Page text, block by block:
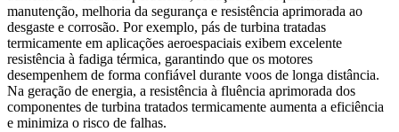
manutenção, melhoria da segurança e resistência aprimorada ao
desgaste e corrosão. Por exemplo, pás de turbina tratadas
termicamente em aplicações aeroespaciais exibem excelente
resistência à fadiga térmica, garantindo que os motores
desempenhem de forma confiável durante voos de longa distância.
Na geração de energia, a resistência à fluência aprimorada dos
componentes de turbina tratados termicamente aumenta a eficiência
e minimiza o risco de falhas.